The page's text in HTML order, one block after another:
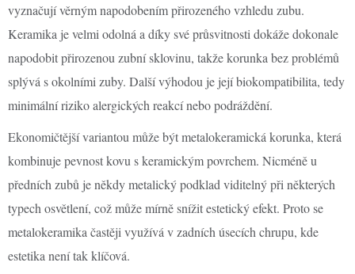
vyznačují věrným napodobením přirozeného vzhledu zubu.
Keramika je velmi odolná a díky své průsvitnosti dokáže dokonale
napodobit přirozenou zubní sklovinu, takže korunka bez problémů
splývá s okolními zuby. Další výhodou je její biokompatibilita, tedy
minimální riziko alergických reakcí nebo podráždění.
Ekonomičtější variantou může být metalokeramická korunka, která
kombinuje pevnost kovu s keramickým povrchem. Nicméně u
předních zubů je někdy metalický podklad viditelný při některých
typech osvětlení, což může mírně snížit estetický efekt. Proto se
metalokeramika častěji využívá v zadních úsecích chrupu, kde
estetika není tak klíčová.